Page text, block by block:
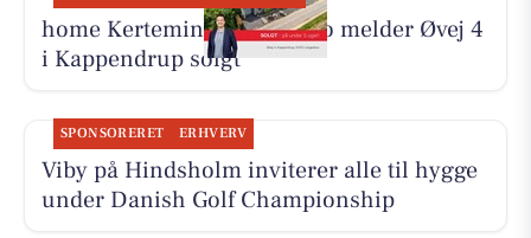
home Kerteminde-Munkebo melder Øvej 4
i Kappendrup solgt
SPONSORERET ERHVERV
Viby på Hindsholm inviterer alle til hygge
under Danish Golf Championship